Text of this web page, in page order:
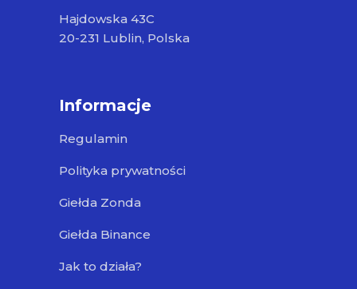
Hajdowska 43C
20-231 Lublin, Polska
Informacje
Regulamin
Polityka prywatności
Giełda Zonda
Giełda Binance
Jak to działa?